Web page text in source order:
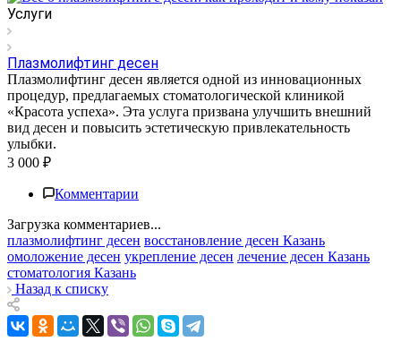
Услуги
Плазмолифтинг десен
Плазмолифтинг десен является одной из инновационных
процедур, предлагаемых стоматологической клиникой
«Красота успеха». Эта услуга призвана улучшить внешний
вид десен и повысить эстетическую привлекательность
улыбки.
3 000 ₽
Комментарии
Загрузка комментариев...
плазмолифтинг десен восстановление десен Казань
омоложение десен укрепление десен лечение десен Казань
стоматология Казань
Назад к списку